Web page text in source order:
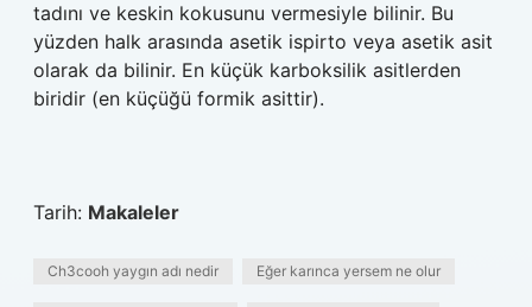
tadını ve keskin kokusunu vermesiyle bilinir. Bu
yüzden halk arasında asetik ispirto veya asetik asit
olarak da bilinir. En küçük karboksilik asitlerden
biridir (en küçüğü formik asittir).
Tarih: Makaleler
Ch3cooh yaygın adı nedir Eğer karınca yersem ne olur